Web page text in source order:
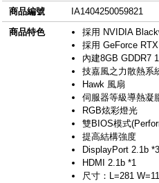
商品編號
IA1404250059821
商品特色
採用 NVIDIA
採用 GeForce
內建8GB GDDR7
技嘉風之力散熱系
Hawk 風扇
伺服器等級導熱凝
RGB炫彩燈光
雙BIOS模式
提高結構強度
DisplayPort 2.1b *3
HDMI 2.1b *1
尺寸：L=281